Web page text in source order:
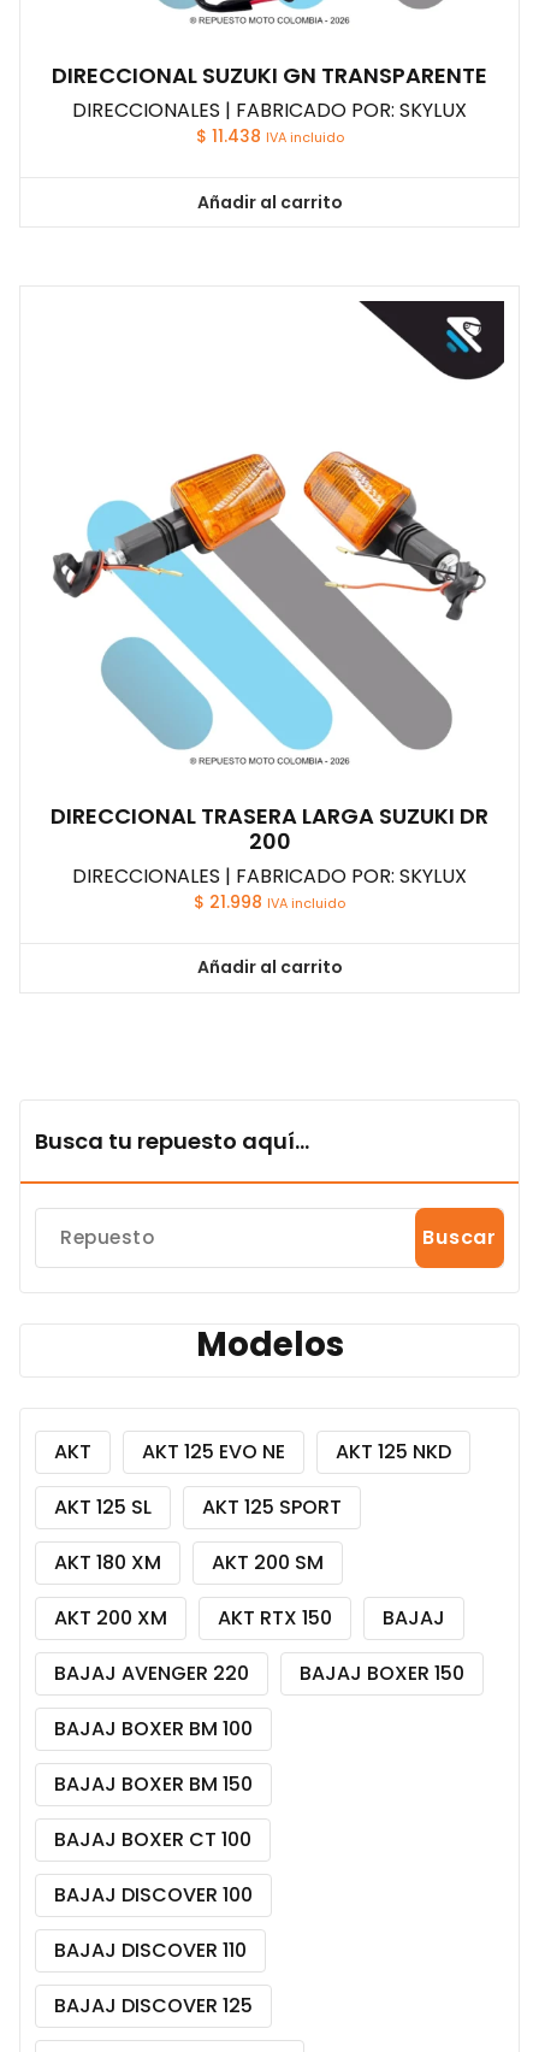
DIRECCIONAL SUZUKI GN TRANSPARENTE
DIRECCIONALES | FABRICADO POR: SKYLUX
$ 11.438 IVA incluido
Añadir al carrito
DIRECCIONAL TRASERA LARGA SUZUKI DR
200
DIRECCIONALES | FABRICADO POR: SKYLUX
$ 21.998 IVA incluido
Añadir al carrito
Busca tu repuesto aquí...
Buscar
Modelos
AKT AKT 125 EVO NE
AKT 125 NKD
AKT 125 SL
AKT 125 SPORT
AKT 180 XM
AKT 200 SM
AKT 200 XM
AKT RTX 150
BAJAJ
BAJAJ AVENGER 220
BAJAJ BOXER 150
BAJAJ BOXER BM 100
BAJAJ BOXER BM 150
BAJAJ BOXER CT 100
BAJAJ DISCOVER 100
BAJAJ DISCOVER 110
BAJAJ DISCOVER 125